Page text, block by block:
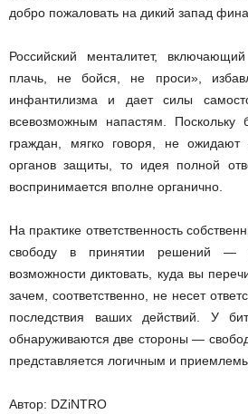
добро пожаловать на дикий запад
Российский менталитет,
плачь, не бойся, не проси»,
инфантилизма и дает силы
всевозможным напастям. Поскольку
граждан, мягко говоря, не ожидают
органов защиты, то идея полной
воспринимается вполне органично.
На практике ответственность
свободу в принятии решений —
возможности диктовать, куда вы
зачем, соответственно, не несет
последствия ваших действий. У
обнаруживаются две стороны —
представляется логичным и
Автор: DZiNTRO